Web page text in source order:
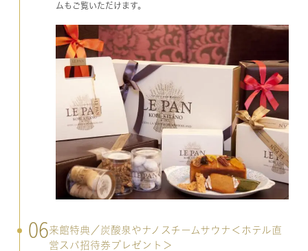
ムもご覧いただけます。
06来館特典／炭酸泉やナノスチームサウナ＜ホテル直
営スパ招待券プレゼント＞